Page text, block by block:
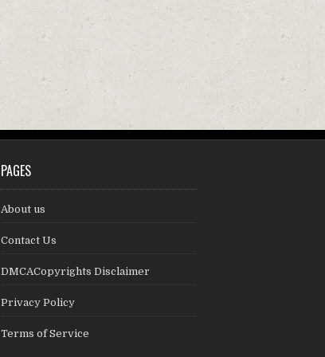
PAGES
About us
Contact Us
DMCACopyrights Disclaimer
Privacy Policy
Terms of Service